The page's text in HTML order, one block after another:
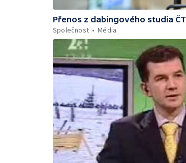
Přenos z dabingového studia ČT
Společnost
Média